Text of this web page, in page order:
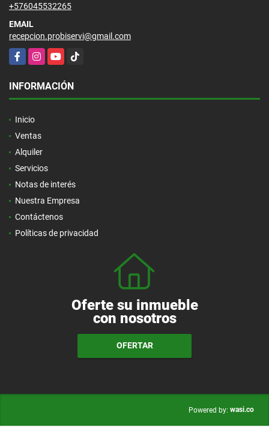
+576045532265
EMAIL
recepcion.probiservi@gmail.com
FacebookInstagramYouTubeTikTok
INFORMACIÓN
Inicio
Ventas
Alquiler
Servicios
Notas de interés
Nuestra Empresa
Contáctenos
Políticas de privacidad
Oferte su inmueble
con nosotros
OFERTAR
Powered by: wasi.co